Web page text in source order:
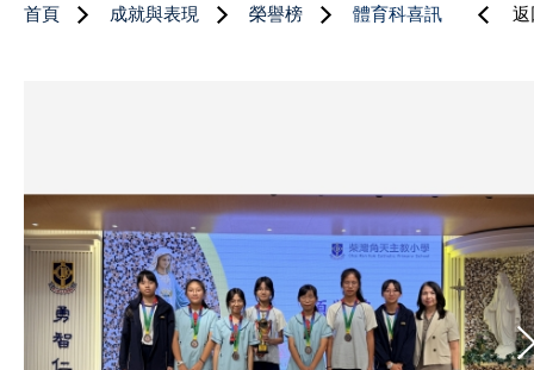
首頁 成就與表現 榮譽榜 體育科喜訊 返